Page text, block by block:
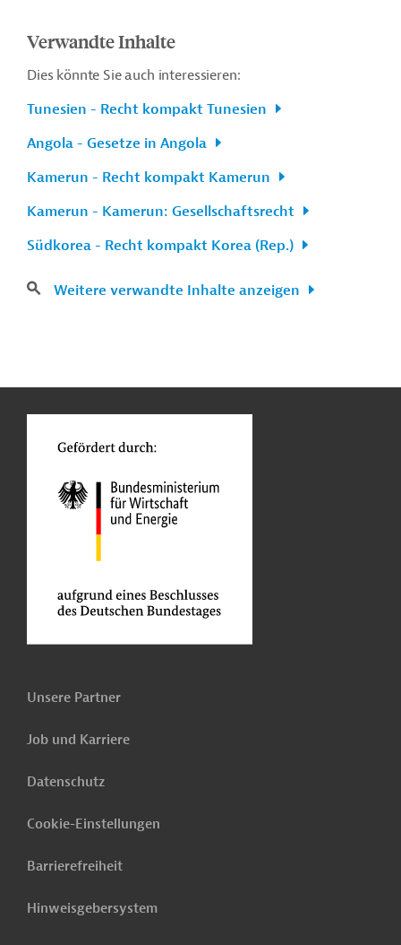
Verwandte Inhalte
Dies könnte Sie auch interessieren:
Tunesien - Recht kompakt Tunesien
Angola - Gesetze in Angola
Kamerun - Recht kompakt Kamerun
Kamerun - Kamerun: Gesellschaftsrecht
Südkorea - Recht kompakt Korea (Rep.)
Weitere verwandte Inhalte anzeigen
Unsere Partner
Job und Karriere
Datenschutz
Cookie-Einstellungen
Barrierefreiheit
Hinweisgebersystem